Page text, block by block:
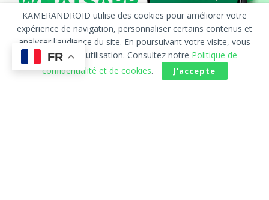
FR
KAMERANDROID utilise des cookies pour améliorer votre
expérience de navigation, personnaliser certains contenus et
analyser l'audience du site. En poursuivant votre visite, vous
acceptez leur utilisation. Consultez notre Politique de
confidentialité et de cookies. J'accepte